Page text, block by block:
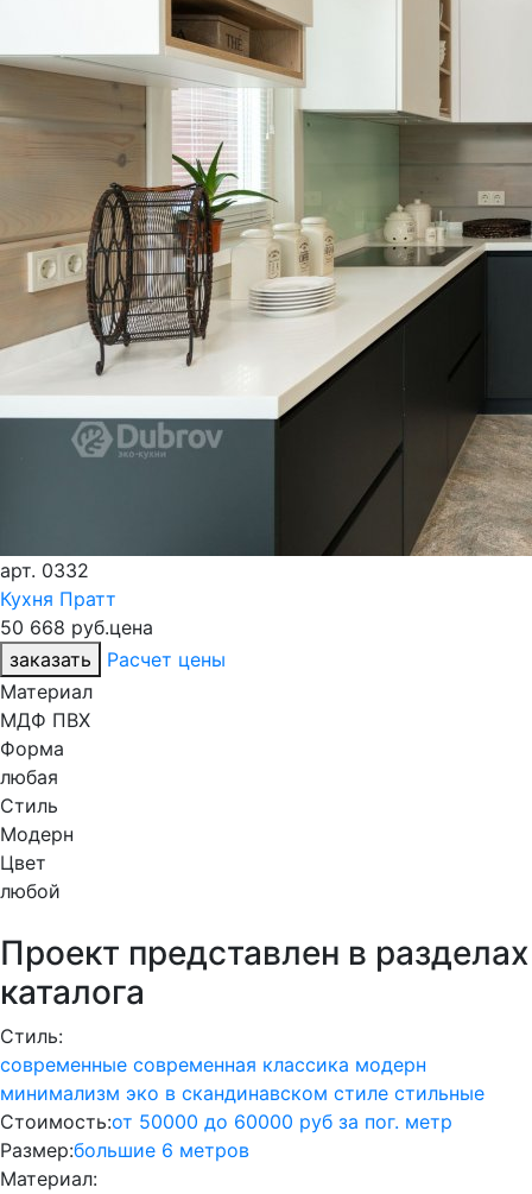
арт. 0332
Кухня Пратт
50 668 руб.цена
заказать
Расчет цены
Материал
МДФ ПВХ
Форма
любая
Стиль
Модерн
Цвет
любой
Проект представлен в разделах
каталога
Стиль:
современные современная классика модерн
минимализм эко в скандинавском стиле стильные
Стоимость:от 50000 до 60000 руб за пог. метр
Размер:большие 6 метров
Материал: